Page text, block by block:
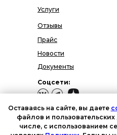
Услуги
Политика в
Отзывы
Прайс
Новости
Документы
Соцсети:
Оставаясь на сайте, вы даете
файлов и
числе, с использованием